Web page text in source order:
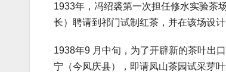
1933年，冯绍裘第一次担任修水实验茶
长）聘请到祁门试制红茶，并在该场设
1938年9 月中旬，为了开辟新的茶叶出
宁（今凤庆县），即请凤山茶园试采芽